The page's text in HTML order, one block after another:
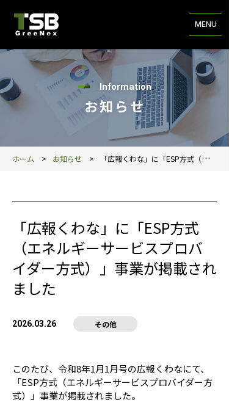
MENU
お知らせ
Information
ホーム お知らせ 「広報くわな」に「ESP方式（エネルギーサービスプロバイダー方式）」事業が掲載されました
「広報くわな」に「ESP方式
（エネルギーサービスプロバ
イダー方式）」事業が掲載され
ました
2026.03.26 その他
このたび、令和8年1月1月号の広報くわなにて、
「ESP方式（エネルギーサービスプロバイダー方
式）」事業が掲載されました。